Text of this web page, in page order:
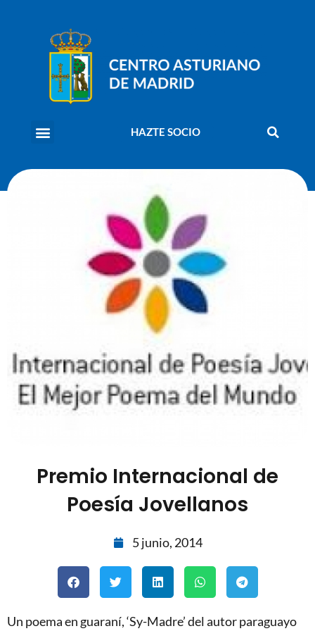
HAZTE SOCIO
Premio Internacional de
Poesía Jovellanos
5 junio, 2014
Un poema en guaraní, ‘Sy-Madre’ del autor paraguayo